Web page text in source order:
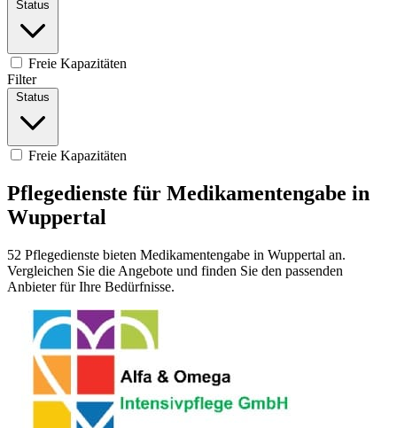
Status
Freie Kapazitäten
Filter
Status
Freie Kapazitäten
Pflegedienste für Medikamentengabe in
Wuppertal
52 Pflegedienste bieten Medikamentengabe in Wuppertal an.
Vergleichen Sie die Angebote und finden Sie den passenden
Anbieter für Ihre Bedürfnisse.